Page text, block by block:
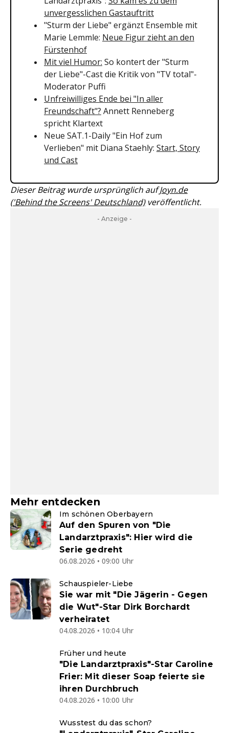
unvergesslichen Gastauftritt
"Sturm der Liebe" ergänzt Ensemble mit
Marie Lemmle: Neue Figur zieht an den
Fürstenhof
Mit viel Humor: So kontert der "Sturm
der Liebe"-Cast die Kritik von "TV total"-
Moderator Puffi
Unfreiwilliges Ende bei "In aller
Freundschaft"? Annett Renneberg
spricht Klartext
Neue SAT.1-Daily "Ein Hof zum
Verlieben" mit Diana Staehly: Start, Story
und Cast
Dieser Beitrag wurde ursprünglich aufJoyn.de
('Behind the Screens' Deutschland)veröffentlicht.
- Anzeige -
Mehr entdecken
Im schönen Oberbayern
Auf den Spuren von "Die
Landarztpraxis": Hier wird die
Serie gedreht
06.08.2026 • 09:00 Uhr
Schauspieler-Liebe
Sie war mit "Die Jägerin - Gegen
die Wut"-Star Dirk Borchardt
verheiratet
04.08.2026 • 10:04 Uhr
Früher und heute
"Die Landarztpraxis"-Star Caroline
Frier: Mit dieser Soap feierte sie
ihren Durchbruch
04.08.2026 • 10:00 Uhr
Wusstest du das schon?